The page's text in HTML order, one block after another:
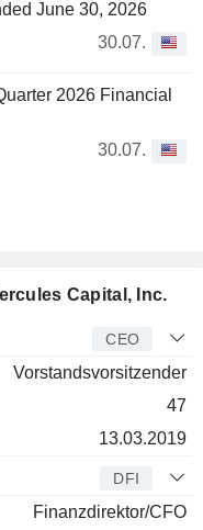
June 30, 2026
30.07.
2026 Financial
30.07.
Capital, Inc.
CEO
Vorstandsvorsitzender
47
13.03.2019
DFI
Finanzdirektor/CFO